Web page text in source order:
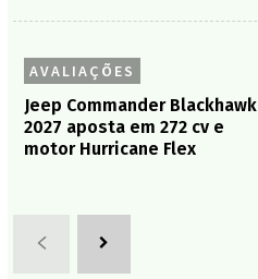
AVALIAÇÕES
Jeep Commander Blackhawk
2027 aposta em 272 cv e
motor Hurricane Flex